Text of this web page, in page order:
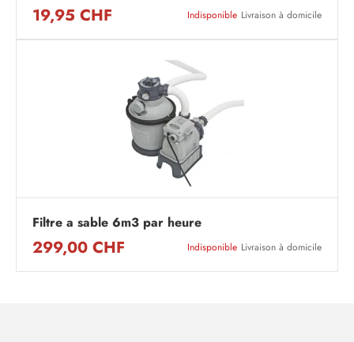
19,95 CHF Indisponible Livraison à domicile
Filtre a sable 6m3 par heure
299,00 CHF Indisponible Livraison à domicile